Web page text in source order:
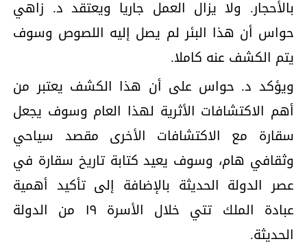
بالأحجار. ولا يزال العمل جاريا ويعتقد د. زاهي
حواس أن هذا البئر لم يصل إليه اللصوص وسوف
يتم الكشف عنه كاملا.
ويؤكد د. حواس على أن هذا الكشف يعتبر من
أهم الاكتشافات الأثرية لهذا العام وسوف يجعل
سقارة مع الاكتشافات الأخرى مقصد سياحي
وثقافي هام، وسوف يعيد كتابة تاريخ سقارة في
عصر الدولة الحديثة بالإضافة إلى تأكيد أهمية
عبادة الملك تتي خلال الأسرة ١٩ من الدولة
الحديثة.